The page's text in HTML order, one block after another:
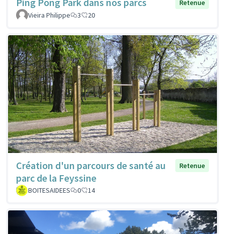
Retenue
Vieira Philippe
3 20
Création d'un parcours de santé au
parc de la Feyssine
Retenue
BOITESAIDEES 0 14